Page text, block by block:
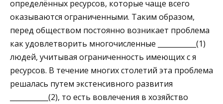
определённых ре­сурсов, которые чаще всего
оказываются ограничен­ными. Таким образом,
перед обществом постоянно возникает проблема
как удовлетворить многочисленные ___________(1)
людей, учитывая ограниченность имеющих с я
ресурсов. В течение многих столетий эта проблема
решалась путем экстенсивного развития
___________(2), то есть вовлечения в хозяйство